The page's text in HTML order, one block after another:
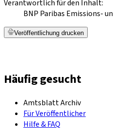
Verantwortlich für den Inhalt:
BNP Paribas Emissions-
Veröffentlichung drucken
Häufig gesucht
Amtsblatt Archiv
Für Veröffentlicher
Hilfe & FAQ